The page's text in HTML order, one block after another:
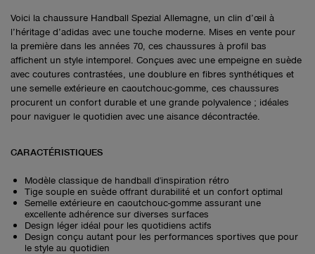
Voici la chaussure Handball Spezial Allemagne, un clin d’œil à
l’héritage d’adidas avec une touche moderne. Mises en vente pour
la première dans les années 70, ces chaussures à profil bas
affichent un style intemporel. Conçues avec une empeigne en suède
avec coutures contrastées, une doublure en fibres synthétiques et
une semelle extérieure en caoutchouc-gomme, ces chaussures
procurent un confort durable et une grande polyvalence ; idéales
pour naviguer le quotidien avec une aisance décontractée.
CARACTÉRISTIQUES
Modèle classique de handball d'inspiration rétro
Tige souple en suède offrant durabilité et un confort optimal
Semelle extérieure en caoutchouc-gomme assurant une
excellente adhérence sur diverses surfaces
Design léger idéal pour les quotidiens actifs
Design conçu autant pour les performances sportives que pour
le style au quotidien